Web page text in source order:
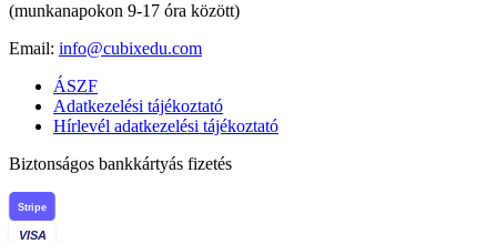
(munkanapokon 9-17 óra között)
Email: info@cubixedu.com
ÁSZF
Adatkezelési tájékoztató
Hírlevél adatkezelési tájékoztató
Biztonságos bankkártyás fizetés
Stripe
VISA